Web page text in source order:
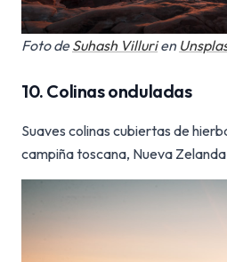
Foto deSuhash Villurien
10. Colinas onduladas
Suaves colinas cubiertas de
campiña toscana, Nueva